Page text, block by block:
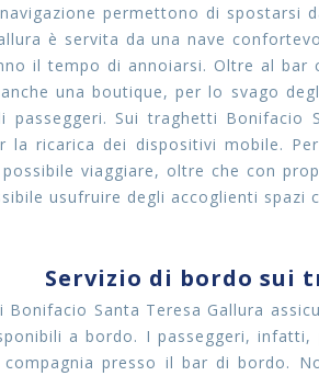
permettono di spostarsi
è servita da una nave
il tempo di annoiarsi. Oltre al
una boutique, per lo svago
passeggeri. Sui traghetti Bonifacio
la ricarica dei dispositivi mobile.
possibile viaggiare, oltre che con
usufruire degli accoglienti spazi
Servizio di bordo sui
Bonifacio Santa Teresa Gallura
a bordo. I passeggeri,
presso il bar di bordo.